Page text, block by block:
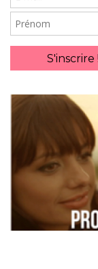
mail
Prénom
S'inscrire !